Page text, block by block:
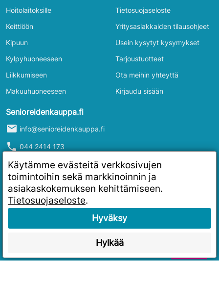
Hoitolaitoksille
Keittiöön
Kipuun
Kylpyhuoneeseen
Liikkumiseen
Makuuhuoneeseen
Tietosuojaseloste
Yritysasiakkaiden tilausohjeet
Usein kysytyt kysymykset
Tarjoustuotteet
Ota meihin yhteyttä
Kirjaudu sisään
Senioreidenkauppa.fi
mail info@senioreidenkauppa.fi
phone 044 2414 173
infoY-tunnus: 2986916-4
Käytämme evästeitä verkkosivujen
toimintoihin sekä markkinoinnin ja
asiakaskokemuksen kehittämiseen.
Tietosuojaseloste.
Hyväksy
Hylkää